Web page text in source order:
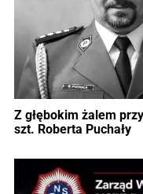
Z głębokim żalem
szt. Roberta Puchały